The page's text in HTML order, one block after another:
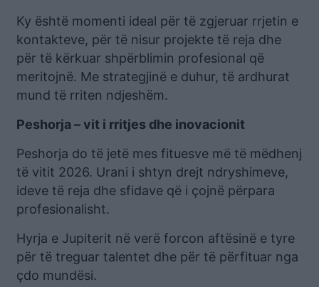
Ky është momenti ideal për të zgjeruar rrjetin e
kontakteve, për të nisur projekte të reja dhe
për të kërkuar shpërblimin profesional që
meritojnë. Me strategjinë e duhur, të ardhurat
mund të rriten ndjeshëm.
Peshorja – vit i rritjes dhe inovacionit
Peshorja do të jetë mes fituesve më të mëdhenj
të vitit 2026. Urani i shtyn drejt ndryshimeve,
ideve të reja dhe sfidave që i çojnë përpara
profesionalisht.
Hyrja e Jupiterit në verë forcon aftësinë e tyre
për të treguar talentet dhe për të përfituar nga
çdo mundësi.